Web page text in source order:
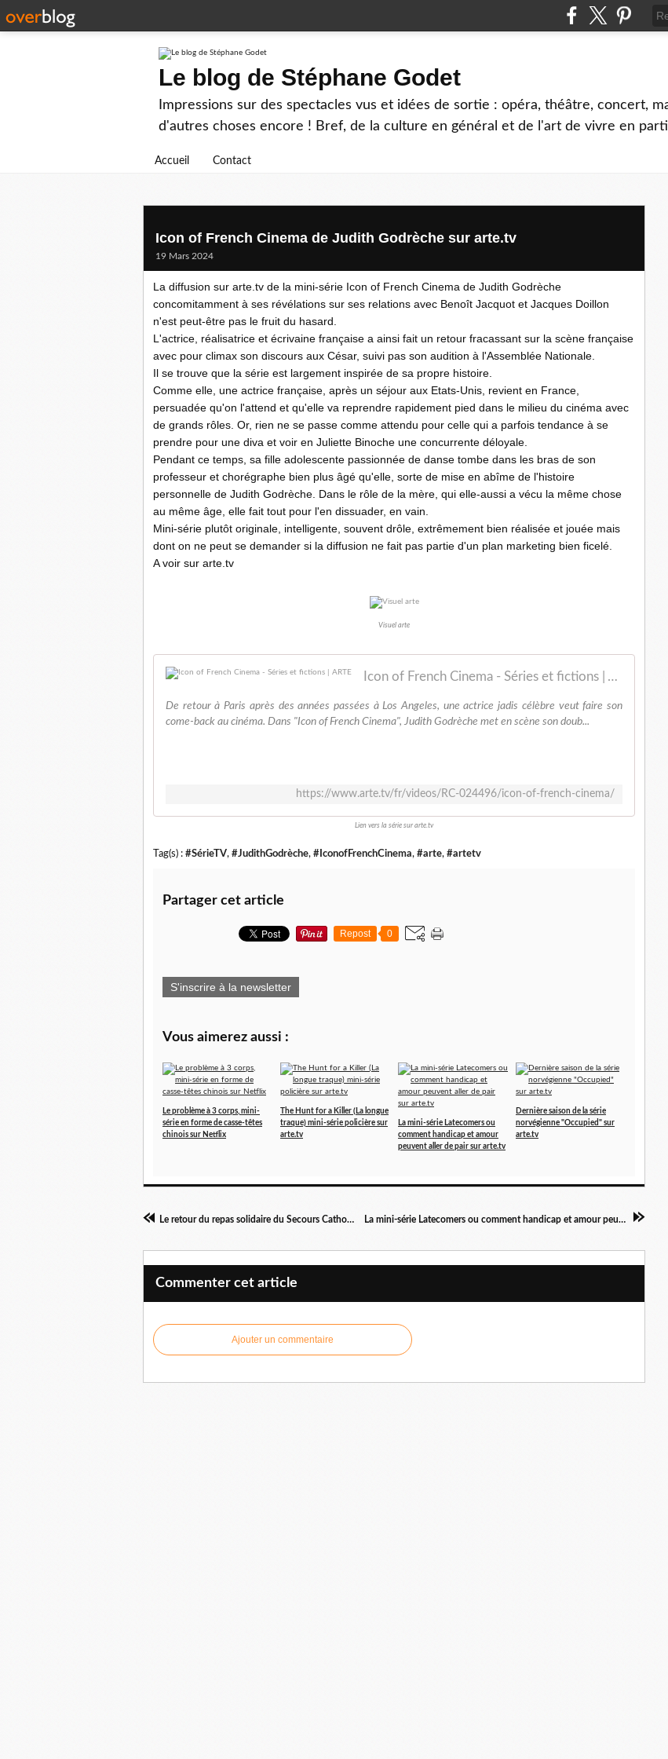
Le blog de Stéphane Godet
Impressions sur des spectacles vus et idées de sortie : opéra, théâtre, concert,
d'autres choses encore ! Bref, de la culture en général et de l'art de vivre en
Accueil Contact
Icon of French Cinema de Judith Godrèche sur arte.tv
19 Mars 2024
La diffusion sur arte.tv de la mini-série Icon of French Cinema de Judith Godrèche
concomitamment à ses révélations sur ses relations avec Benoît Jacquot et Jacques Doillon
n'est peut-être pas le fruit du hasard.
L'actrice, réalisatrice et écrivaine française a ainsi fait un retour fracassant sur la scène française
avec pour climax son discours aux César, suivi pas son audition à l'Assemblée Nationale.
Il se trouve que la série est largement inspirée de sa propre histoire.
Comme elle, une actrice française, après un séjour aux Etats-Unis, revient en France,
persuadée qu'on l'attend et qu'elle va reprendre rapidement pied dans le milieu du cinéma avec
de grands rôles. Or, rien ne se passe comme attendu pour celle qui a parfois tendance à se
prendre pour une diva et voir en Juliette Binoche une concurrente déloyale.
Pendant ce temps, sa fille adolescente passionnée de danse tombe dans les bras de son
professeur et chorégraphe bien plus âgé qu'elle, sorte de mise en abîme de l'histoire
personnelle de Judith Godrèche. Dans le rôle de la mère, qui elle-aussi a vécu la même chose
au même âge, elle fait tout pour l'en dissuader, en vain.
Mini-série plutôt originale, intelligente, souvent drôle, extrêmement bien réalisée et jouée mais
dont on ne peut se demander si la diffusion ne fait pas partie d'un plan marketing bien ficelé.
A voir sur arte.tv
Visuel arte
Icon of French Cinema - Séries et fictions | ARTE
De retour à Paris après des années passées à Los Angeles, une actrice jadis célèbre veut faire son
come-back au cinéma. Dans "Icon of French Cinema", Judith Godrèche met en scène son doub...
https://www.arte.tv/fr/videos/RC-024496/icon-of-french-cinema/
Lien vers la série sur arte.tv
Tag(s) : #SérieTV, #JudithGodrèche, #IconofFrenchCinema, #arte, #artetv
Partager cet article
Repost 0
S'inscrire à la newsletter
Vous aimerez aussi :
Le problème à 3 corps, mini-
série en forme de casse-têtes
chinois sur Netflix
The Hunt for a Killer (La longue
traque) mini-série policière sur
arte.tv
La mini-série Latecomers ou
comment handicap et amour
peuvent aller de pair sur arte.tv
Dernière saison de la série
norvégienne "Occupied" sur
arte.tv
Le retour du repas solidaire du Secours Catholique dans le Toulois La mini-série Latecomers ou comment handicap et amour peuvent aller de pair sur arte.tv
Commenter cet article
Ajouter un commentaire